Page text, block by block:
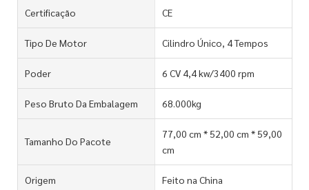
Certificação CE
Tipo De Motor Cilindro Único, 4 Tempos
Poder 6 CV 4,4 kw/3400 rpm
Peso Bruto Da Embalagem 68.000kg
Tamanho Do Pacote
77,00 cm * 52,00 cm * 59,00
cm
Origem Feito na China